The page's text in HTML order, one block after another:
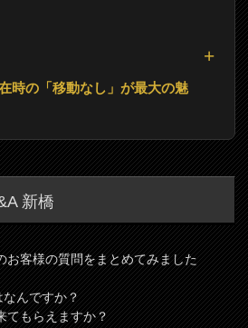
時の「移動なし」が最大の魅
新橋
お客様の質問をまとめてみました
んですか？
てもらえますか？